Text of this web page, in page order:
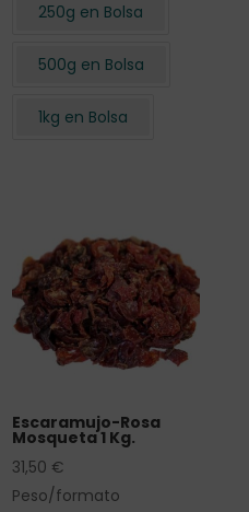
250g en Bolsa
500g en Bolsa
1kg en Bolsa
Escaramujo-Rosa
Mosqueta 1 Kg.
31,50 €
Peso/formato